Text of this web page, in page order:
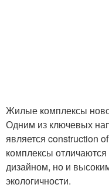
Жилые комплексы
Одним из ключевых
является construction
комплексы
дизайном, но и
экологичности.